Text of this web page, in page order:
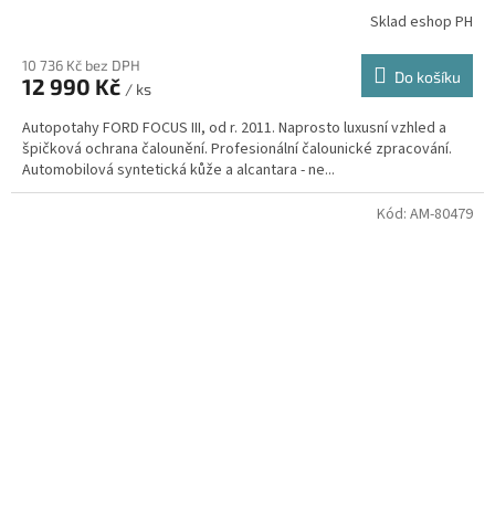
Sklad eshop PH
10 736 Kč bez DPH
12 990 Kč / ks
Do košíku
Autopotahy FORD FOCUS III, od r. 2011. Naprosto luxusní vzhled a
špičková ochrana čalounění. Profesionální čalounické zpracování.
Automobilová syntetická kůže a alcantara - ne...
Kód: AM-80479